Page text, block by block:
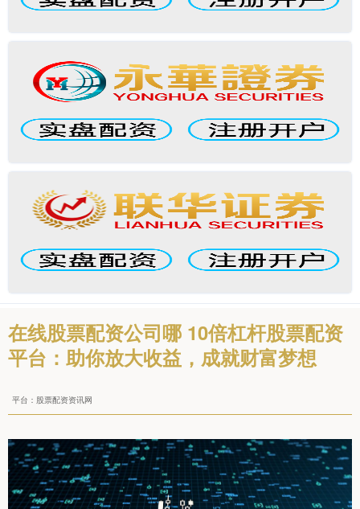
在线股票配资公司哪 10倍杠杆股票配资
平台：助你放大收益，成就财富梦想
平台：股票配资资讯网